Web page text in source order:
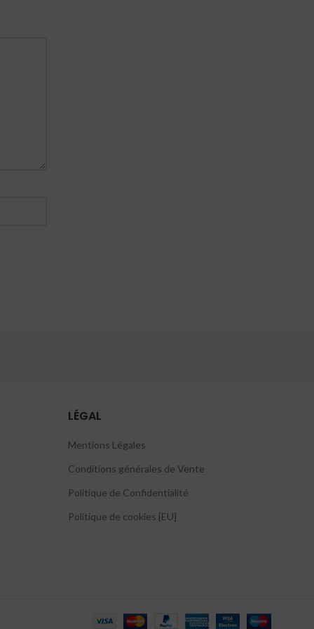
LÉGAL
Mentions Légales
Conditions générales de Vente
Politique de Confidentialité
Politique de cookies [EU]